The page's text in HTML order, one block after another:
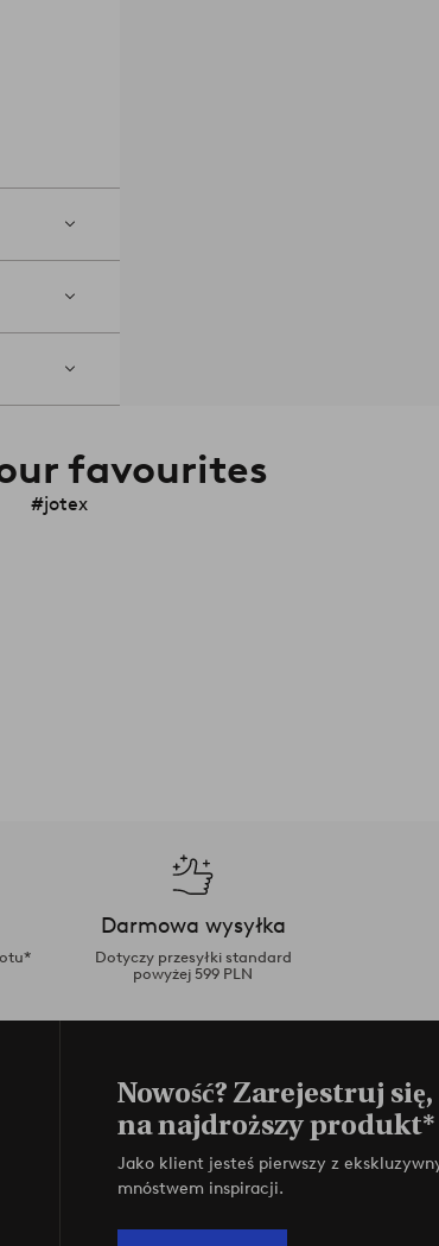
favourites
#jotex
Darmowa wysyłka
Dotyczy przesyłki standard
powyżej 599 PLN
Nowość? Zarejestruj
na najdroższy produkt*
Jako klient jesteś pierwszy z
mnóstwem inspiracji.